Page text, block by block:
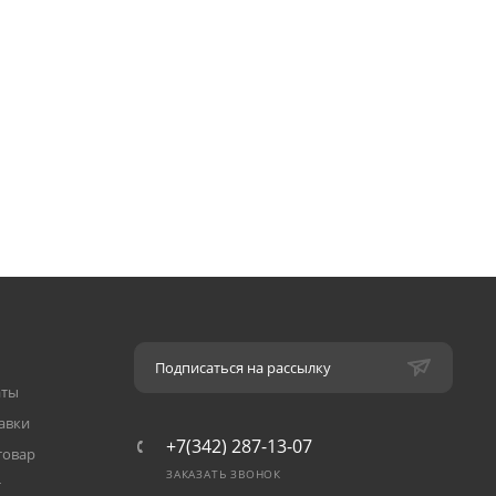
Подписаться на рассылку
+7(342) 287-13-07
ЗАКАЗАТЬ ЗВОНОК